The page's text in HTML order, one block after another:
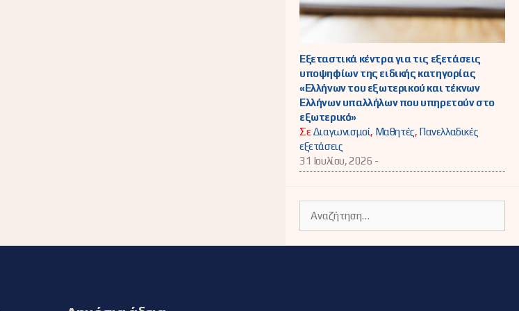
Εξεταστικά κέντρα για τις εξετάσεις
υποψηφίων της ειδικής κατηγορίας
«Ελλήνων του εξωτερικού και τέκνων
Ελλήνων υπαλλήλων που υπηρετούν στο
εξωτερικό»
ΣεΔιαγωνισμοί, Μαθητές, Πανελλαδικές
εξετάσεις
31 Ιουλίου, 2026 -
για: